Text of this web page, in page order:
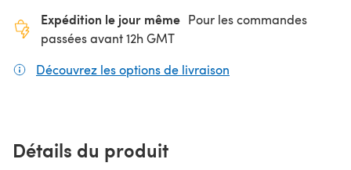
Expédition le jour même Pour les commandes
passées avant 12h GMT
Découvrez les options de livraison
Détails du produit